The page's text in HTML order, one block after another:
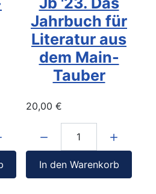
Jahrbuch für
Literatur aus
dem Main-
Tauber
20,00 €
In den Warenkorb